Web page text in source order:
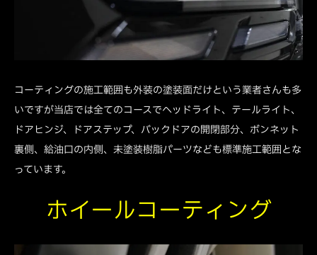
コーティングの施工範囲も外装の塗装面だけという業者さんも多
いですが当店では全てのコースでヘッドライト、テールライト、
ドアヒンジ、ドアステップ、バックドアの開閉部分、ボンネット
裏側、給油口の内側、未塗装樹脂パーツなども標準施工範囲とな
っています。
ホイールコーティング